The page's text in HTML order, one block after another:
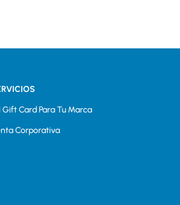
Gift Card Para Tu Marca
Corporativa